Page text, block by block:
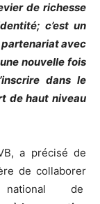
de richesse
c’est un
partenariat avec
nouvelle fois
dans le
de haut niveau
a précisé de
de collaborer
national de